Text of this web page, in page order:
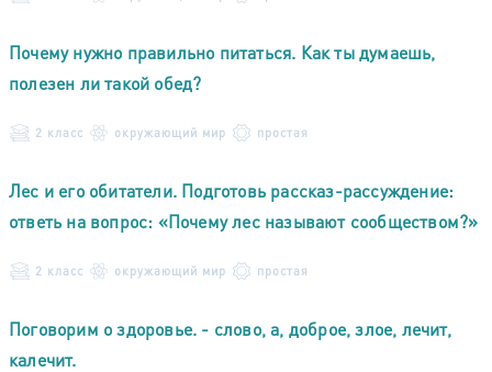
Почему нужно правильно питаться. Как ты думаешь,
полезен ли такой обед?
2 класс окружающий мир простая
Лес и его обитатели. Подготовь рассказ-рассуждение:
ответь на вопрос: «Почему лес называют сообществом?»
2 класс окружающий мир простая
Поговорим о здоровье. - слово, а, доброе, злое, лечит,
калечит.